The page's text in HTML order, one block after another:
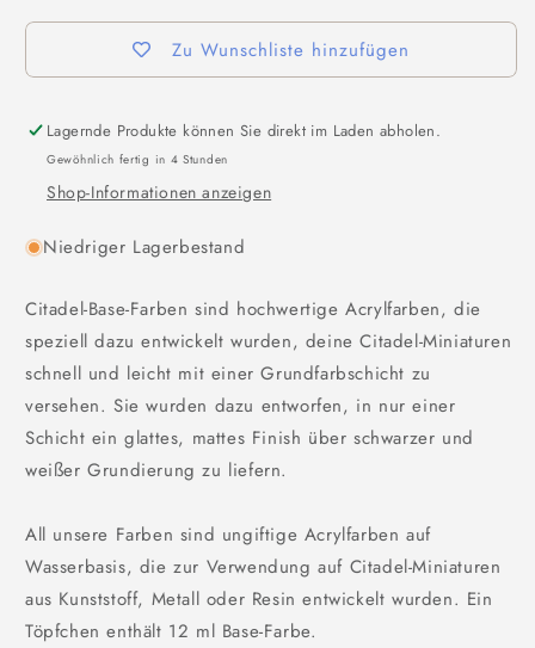
Zu Wunschliste hinzufügen
Lagernde Produkte können Sie direkt im Laden abholen.
Gewöhnlich fertig in 4 Stunden
Shop-Informationen anzeigen
Niedriger Lagerbestand
Citadel-Base-Farben sind hochwertige Acrylfarben, die
speziell dazu entwickelt wurden, deine Citadel-Miniaturen
schnell und leicht mit einer Grundfarbschicht zu
versehen. Sie wurden dazu entworfen, in nur einer
Schicht ein glattes, mattes Finish über schwarzer und
weißer Grundierung zu liefern.
All unsere Farben sind ungiftige Acrylfarben auf
Wasserbasis, die zur Verwendung auf Citadel-Miniaturen
aus Kunststoff, Metall oder Resin entwickelt wurden. Ein
Töpfchen enthält 12 ml Base-Farbe.